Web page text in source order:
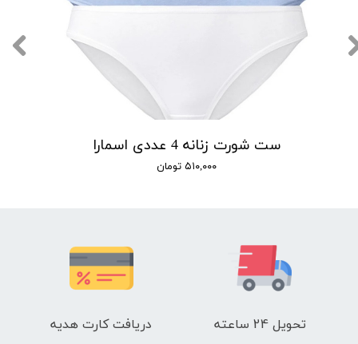
ست شورت زنانه 4 عددی اسمارا
۵۱۰,۰۰۰ تومان
تحویل 24 ساعته دریافت کارت هدیه